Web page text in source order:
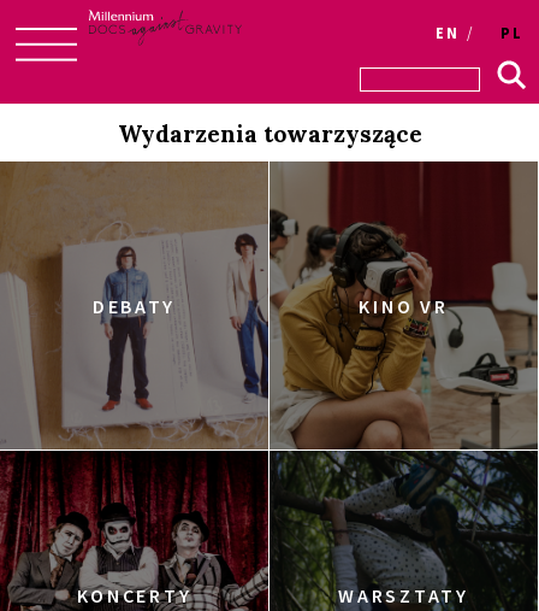
to
EN PL
Wydarzenia towarzyszące
DEBATY KINO VR
KONCERTY WARSZTATY